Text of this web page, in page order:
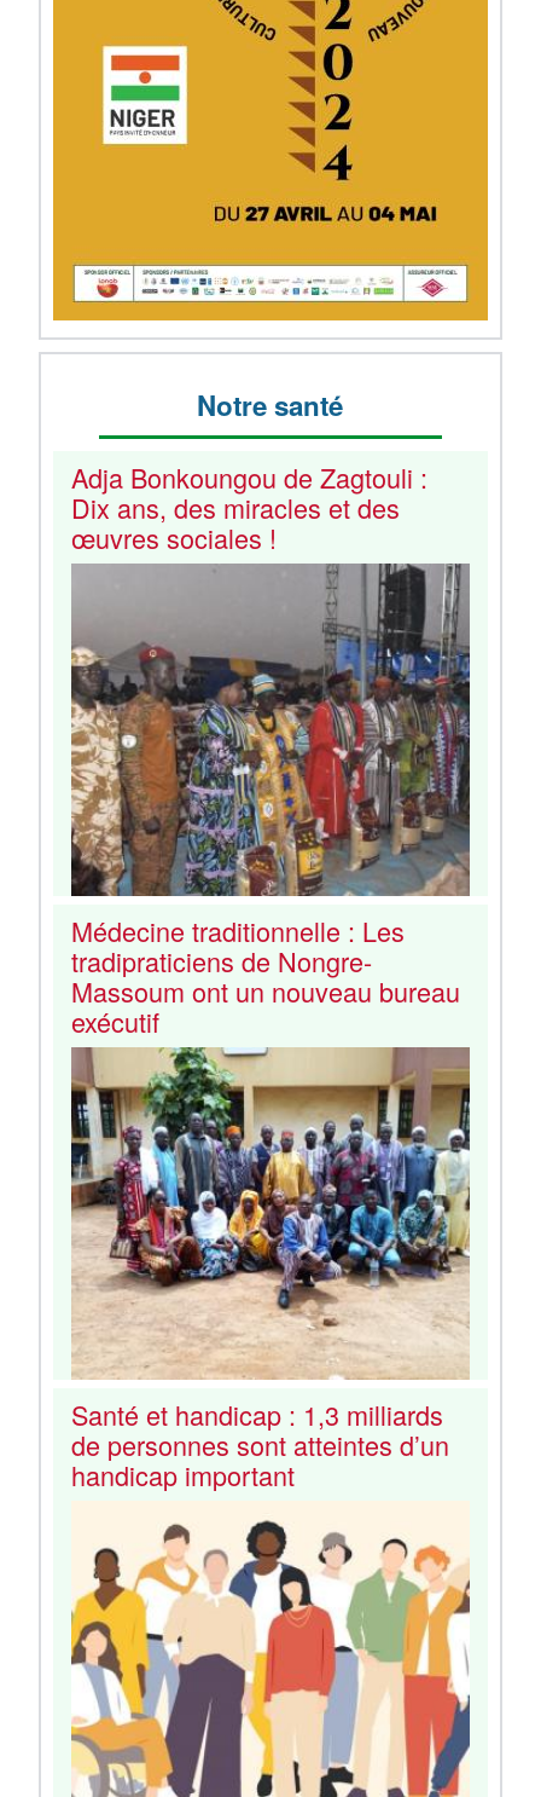
Notre santé
Adja Bonkoungou de Zagtouli :
Dix ans, des miracles et des
œuvres sociales !
Médecine traditionnelle : Les
tradipraticiens de Nongre-
Massoum ont un nouveau bureau
exécutif
Santé et handicap : 1,3 milliards
de personnes sont atteintes d’un
handicap important